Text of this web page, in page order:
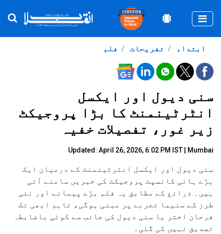
فلم تفریحات ابتداء
سنی دیول اور ایکسل
انٹرٹینمنٹ کا بڑا پروجیکٹ
زیر غور، تفصیلات خفیہ
Updated: April 26, 2026, 6:02 PM IST | Mumbai
سنی دیول اور ایکسل انٹرٹینمنٹ کے درمیان ایک
بڑے ہائی کانسپٹ پروجیکٹ کی خبریں سامنے آئی
ہیں۔ ذرائع کے مطابق یہ فلم بڑے پیمانے اور نئی
طرز کے سنیما تجربے پر مبنی ہوگی، تاہم ابھی تک
فرحان اختر یا سنی دیول کی جانب سے کوئی باضابطہ
تصدیق نہیں کی گئی۔